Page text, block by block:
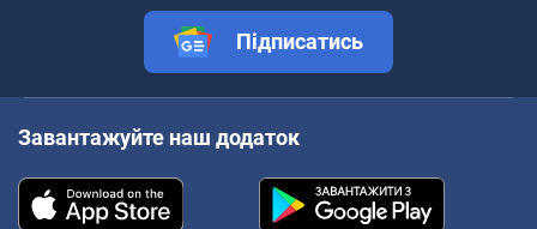
Підписатись
Завантажуйте наш додаток